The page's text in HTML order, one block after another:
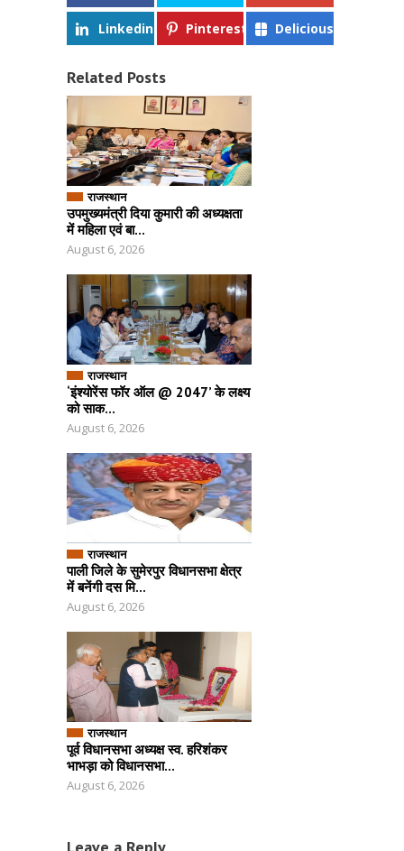
Linkedin Pinterest Delicious
Related Posts
राजस्थान
उपमुख्यमंत्री दिया कुमारी की अध्यक्षता
में महिला एवं बा...
August 6, 2026
राजस्थान
‘इंश्योरेंस फॉर ऑल @ 2047’ के लक्ष्य
को साक...
August 6, 2026
राजस्थान
पाली जिले के सुमेरपुर विधानसभा क्षेत्र
में बनेंगी दस मि...
August 6, 2026
राजस्थान
पूर्व विधानसभा अध्यक्ष स्व. हरिशंकर
भाभड़ा को विधानसभा...
August 6, 2026